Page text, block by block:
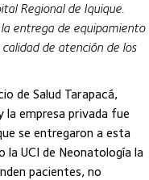
Regional de Iquique.
entrega de equipamiento
de atención de los
de Salud Tarapacá,
la empresa privada fue
se entregaron a esta
UCI de Neonatología la
pacientes, no